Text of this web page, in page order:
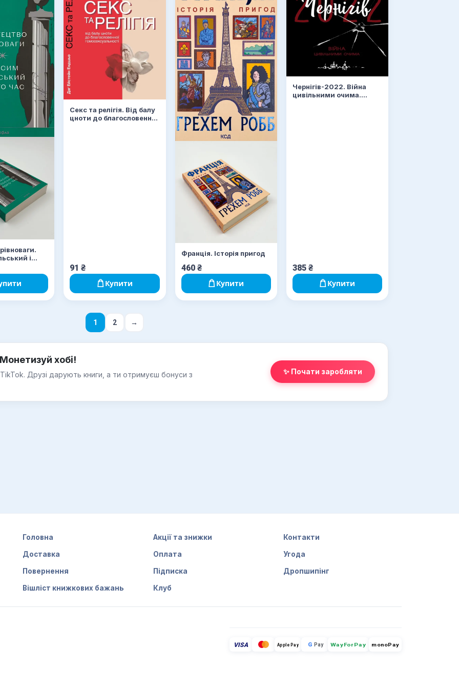
і
Секс та релігія. Від балу
цноти до благословенної
91₴
Купити
Франція. Історія пригод
460 ₴
Купити
Чернігів-2022. Війна
цивільними очима.
385 ₴
Купити
1 2 →
хобі!
Друзі дарують книги, а ти отримуєш бонуси з ✨ Почати заробляти
Головна Акції та знижки Контакти
Доставка Оплата Угода
Повернення Підписка Дропшипінг
Вішліст книжкових бажань Клуб
VISA Apple Pay G Pay WayForPay monoPay